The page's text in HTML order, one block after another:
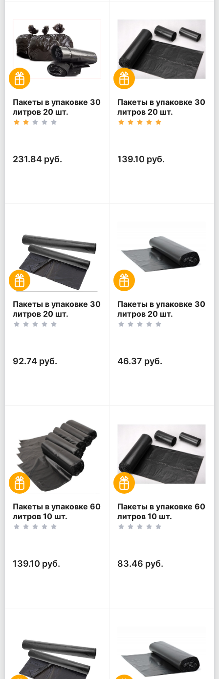
Пакеты в упаковке 30
литров 20 шт.
(20шт*5рул)
231.84 руб.
Пакеты в упаковке 30
литров 20 шт.
(20шт*3рул)
139.10 руб.
Пакеты в упаковке 30
литров 20 шт.
(20шт*2рул)
92.74 руб.
Пакеты в упаковке 30
литров 20 шт.
(20шт*1рул)
46.37 руб.
Пакеты в упаковке 60
литров 10 шт.
(10шт*5рул)
139.10 руб.
Пакеты в упаковке 60
литров 10 шт.
(10шт*3рул)
83.46 руб.